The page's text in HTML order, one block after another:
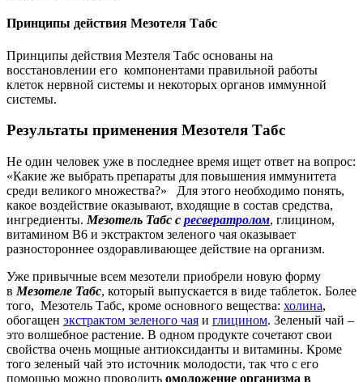
Принципы действия Мезотеля Табс
Принципы действия Мезтеля Табс основаны на
восстановлении его компонентами правильной работы
клеток нервной системы и некоторых органов иммунной
системы.
Результаты применения Мезотеля Табс
Не один человек уже в последнее время ищет ответ на вопрос:
«Какие же выбрать препараты для повышения иммунитета
среди великого множества?» Для этого необходимо понять,
какое воздействие оказывают, входящие в состав средства,
ингредиенты. Мезотель Табс с ресвератролом, глицином,
витамином В6 и экстрактом зеленого чая оказывает
разностороннее оздоравливающее действие на организм.
Уже привычные всем мезотели приобрели новую форму
в Мезотеле Табс, который выпускается в виде таблеток. Более
того, Мезотель Табс, кроме основного вещества: холина,
обогащен экстрактом зеленого чая и глицином. Зеленый чай –
это волшебное растение. В одном продукте сочетают свои
свойства очень мощные антиоксиданты и витамины. Кроме
того зеленый чай это источник молодости, так что с его
помощью можно проводить омоложение организма в